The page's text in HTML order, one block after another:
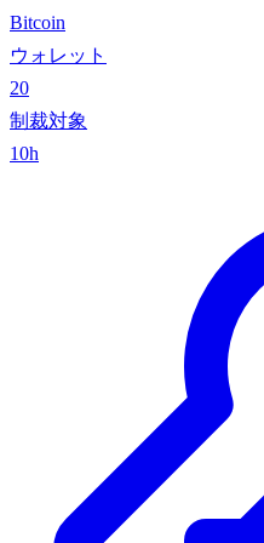
Bitcoin
ウォレット
20
制裁対象
10h